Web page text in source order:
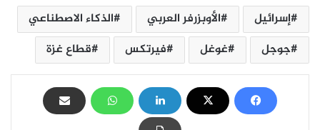
إسرائيل الأوبزرفر العربي
الذكاء الاصطناعي
جوجل
غوغل فيرتكس قطاع غزة